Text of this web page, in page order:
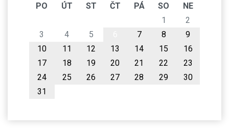
PO ÚT ST ČT PÁ SO
NE
1
2
3
4 5 7 8
9
10
11 12 13 14 15
16
17
18 19 20 21 22
23
24
25 26 27 28 29
30
31